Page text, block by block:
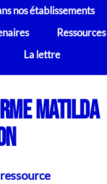
nos établissements
Ressources
La lettre
MATILDA